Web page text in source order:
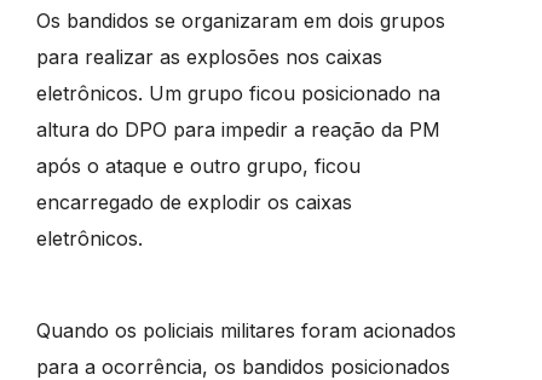
Os bandidos se organizaram em dois grupos
para realizar as explosões nos caixas
eletrônicos. Um grupo ficou posicionado na
altura do DPO para impedir a reação da PM
após o ataque e outro grupo, ficou
encarregado de explodir os caixas
eletrônicos.
Quando os policiais militares foram acionados
para a ocorrência, os bandidos posicionados